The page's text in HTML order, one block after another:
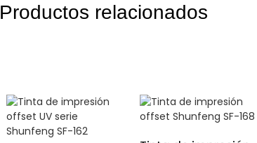
Productos relacionados